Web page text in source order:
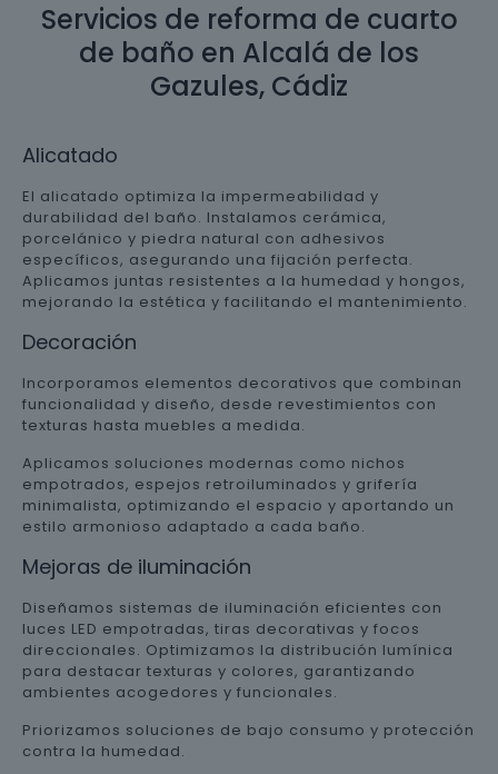
Servicios de reforma de cuarto
de baño en Alcalá de los
Gazules, Cádiz
Alicatado
El alicatado optimiza la impermeabilidad y
durabilidad del baño. Instalamos cerámica,
porcelánico y piedra natural con adhesivos
específicos, asegurando una fijación perfecta.
Aplicamos juntas resistentes a la humedad y hongos,
mejorando la estética y facilitando el mantenimiento.
Decoración
Incorporamos elementos decorativos que combinan
funcionalidad y diseño, desde revestimientos con
texturas hasta muebles a medida.
Aplicamos soluciones modernas como nichos
empotrados, espejos retroiluminados y grifería
minimalista, optimizando el espacio y aportando un
estilo armonioso adaptado a cada baño.
Mejoras de iluminación
Diseñamos sistemas de iluminación eficientes con
luces LED empotradas, tiras decorativas y focos
direccionales. Optimizamos la distribución lumínica
para destacar texturas y colores, garantizando
ambientes acogedores y funcionales.
Priorizamos soluciones de bajo consumo y protección
contra la humedad.